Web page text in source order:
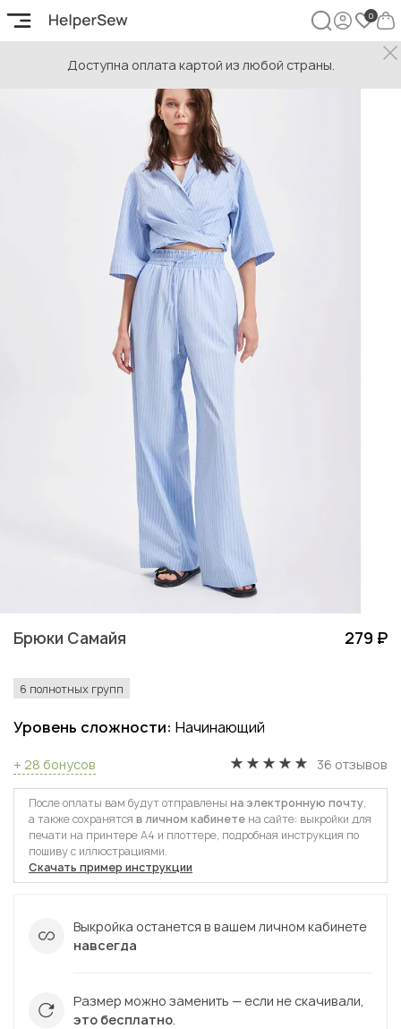
Доступна оплата картой из любой страны.
Брюки Самайя 279 ₽
6 полнотных групп
Уровень сложности: Начинающий
+ 28 бонусов 36 отзывов
После оплаты вам будут отправлены на электронную почту,
а также сохранятся в личном кабинете на сайте: выкройки для
печати на принтере А4 и плоттере, подробная инструкция по
пошиву с иллюстрациями.
Скачать пример инструкции
Выкройка останется в вашем личном кабинете
навсегда
Размер можно заменить — если не скачивали,
это бесплатно.